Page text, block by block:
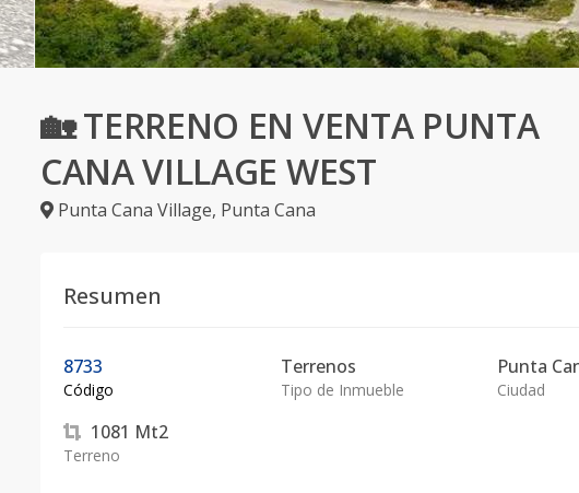
🏡 TERRENO EN VENTA PUNTA
CANA VILLAGE WEST
Punta Cana Village, Punta Cana
Resumen
8733
Código
Terrenos
Tipo de Inmueble
Punta
Ciudad
1081 Mt2
Terreno